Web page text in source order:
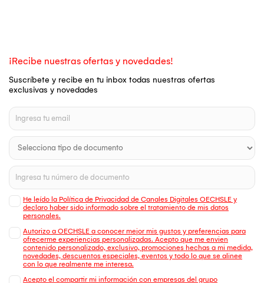
¡Recibe nuestras ofertas y novedades!
Suscríbete y recibe en tu inbox todas nuestras ofertas
exclusivas y novedades
He leído la Política de Privacidad de Canales Digitales OECHSLE y
declaro haber sido informado sobre el tratamiento de mis datos
personales.
Autorizo a OECHSLE a conocer mejor mis gustos y preferencias para
ofrecerme experiencias personalizadas. Acepto que me envien
contenido personalizado, exclusivo, promociones hechas a mi medida,
novedades, descuentos especiales, eventos y todo lo que se alinee
con lo que realmente me interesa.
Acepto el compartir mi información con empresas del grupo